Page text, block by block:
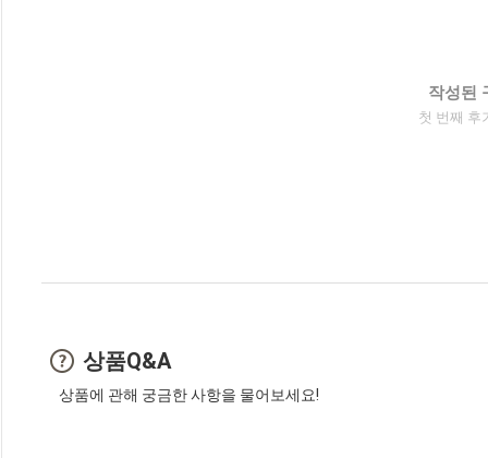
작성된
첫 번째 후
상품Q&A
상품에 관해 궁금한 사항을 물어보세요!